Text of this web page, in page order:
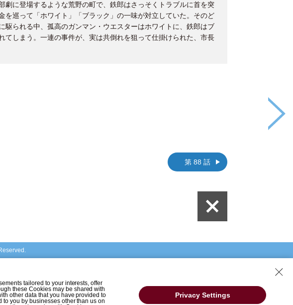
劇に登場するような荒野の町で、鉄郎はさっそくトラブルに首を突
を巡って「ホワイト」「ブラック」の一味が対立していた。そのど
駆られる中、孤高のガンマン・ウエスターはホワイトに、鉄郎はブ
てしまう。一連の事件が、実は共倒れを狙って仕掛けられた、市長
第 88 話
tailored to your interests, offer
these Cookies may be shared with
other data that you have provided to
you by businesses other than us on
Privacy Settings